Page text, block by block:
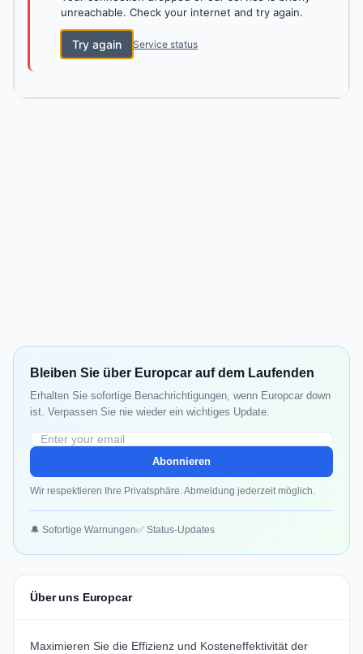
unreachable. Check your internet and try again.
Try again Service status
Bleiben Sie über Europcar auf dem Laufenden
Erhalten Sie sofortige Benachrichtigungen, wenn Europcar down
ist. Verpassen Sie nie wieder ein wichtiges Update.
Abonnieren
Wir respektieren Ihre Privatsphäre. Abmeldung jederzeit möglich.
🔔 Sofortige Warnungen✅ Status-Updates
Über uns Europcar
Maximieren Sie die Effizienz und Kosteneffektivität der